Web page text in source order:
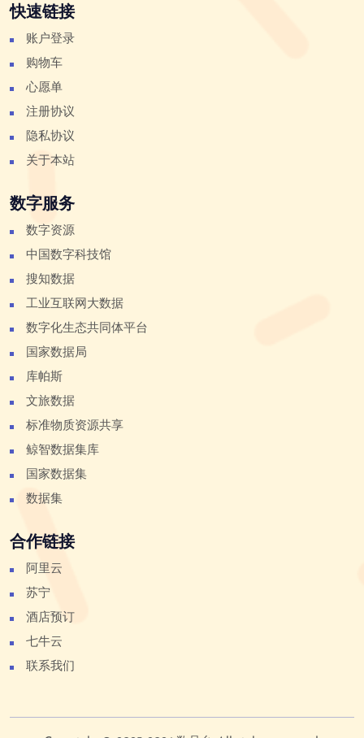
快速链接
账户登录
购物车
心愿单
注册协议
隐私协议
关于本站
数字服务
数字资源
中国数字科技馆
搜知数据
工业互联网大数据
数字化生态共同体平台
国家数据局
库帕斯
文旅数据
标准物质资源共享
鲸智数据集库
国家数据集
数据集
合作链接
阿里云
苏宁
酒店预订
七牛云
联系我们